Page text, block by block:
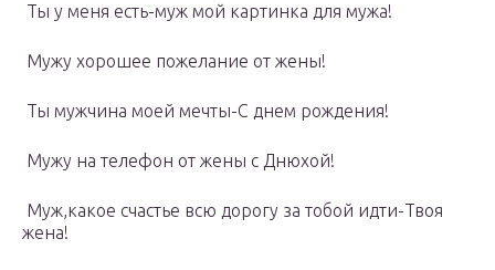
Ты у меня есть-муж мой картинка для мужа!
Мужу хорошее пожелание от жены!
Ты мужчина моей мечты-С днем рождения!
Мужу на телефон от жены с Днюхой!
Муж,какое счастье всю дорогу за тобой идти-Твоя
жена!